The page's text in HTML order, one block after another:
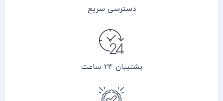
دسترسی سریع
پشتیبان 24 ساعت